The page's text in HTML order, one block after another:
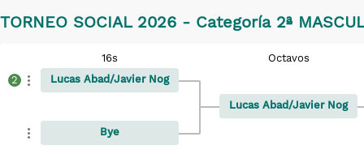
TORNEO SOCIAL 2026 - Categoría 2ª
16s
Octavos
2
Lucas Abad/Javier Nog
Bye
Lucas Abad/Javier Nog